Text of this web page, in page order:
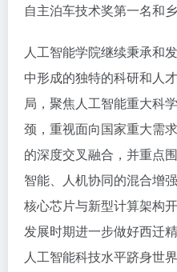
自主泊车技术奖第一名和
人工智能学院继续秉承和
中形成的独特的科研和人
局，聚焦人工智能重大科
颈，重视面向国家重大需
的深度交叉融合，并重点
智能、人机协同的混合增
核心芯片与新型计算架构
发展时期进一步做好西迁
人工智能科技水平跻身世